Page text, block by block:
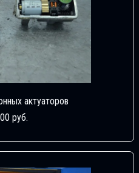
актуаторов
руб.